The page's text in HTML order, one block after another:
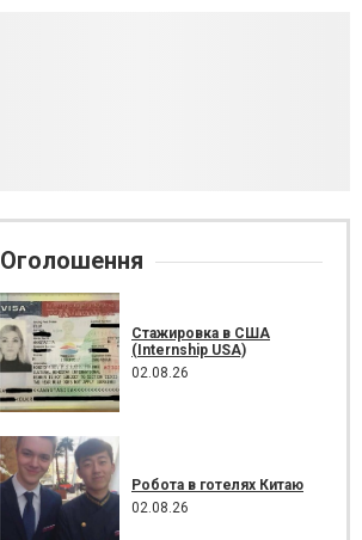
Оголошення
Стажировка в США
(Internship USA)
02.08.26
Робота в готелях Китаю
02.08.26